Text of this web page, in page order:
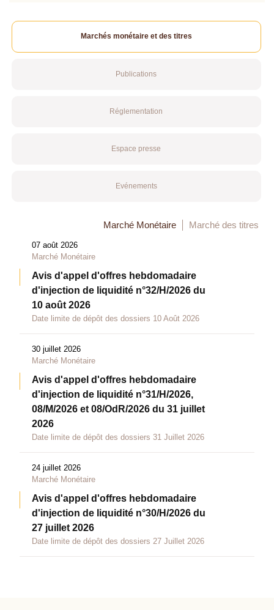
Marchés monétaire et des titres
Publications
Réglementation
Espace presse
Evénements
Marché Monétaire Marché des titres
07 août 2026
Marché Monétaire
Avis d'appel d'offres hebdomadaire
d'injection de liquidité n°32/H/2026 du
10 août 2026
Date limite de dépôt des dossiers 10 Août 2026
30 juillet 2026
Marché Monétaire
Avis d'appel d'offres hebdomadaire
d'injection de liquidité n°31/H/2026,
08/M/2026 et 08/OdR/2026 du 31 juillet
2026
Date limite de dépôt des dossiers 31 Juillet 2026
24 juillet 2026
Marché Monétaire
Avis d'appel d'offres hebdomadaire
d'injection de liquidité n°30/H/2026 du
27 juillet 2026
Date limite de dépôt des dossiers 27 Juillet 2026